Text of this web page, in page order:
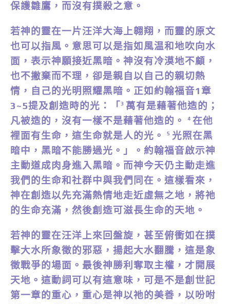
保護雛鷹，而沒有撲殺之意。
若神的靈在一片汪洋大海上翱翔，而靈的原文
也可以指風。意思可以是指如風温和地吹向水
面，表示神願接近黑暗。神沒有冷漠地不顧，
也不撇棄而不理，卻是親自以自己的親切熱
情，自己的光明照耀黑暗。正如約翰福音1章
3~5提及創造時的光：「 3 萬有是藉著他造的；
凡被造的，沒有一樣不是藉著他造的。
4 在他
裡面有生命，這生命就是人的光。
5 光照在黑
暗中，黑暗不能勝過光。」。約翰福音啟示神
主動道成肉身進入黑暗。而神今天仍主動走進
我們的生命和社群中與我們同在。這樣看來，
神在創造以先充滿熱情地走近虛無之地，將祂
的生命充滿，然後創造可滋長生命的天地。
若神的靈在汪洋上來回盤旋，甚至俯衝如在撲
擊大水所象徵的邪惡，揚起大水翻騰，這是象
徵戰爭的場面。最後神勝利奪取主權，才開展
天地。這動詞可以有這意味，可是不是創世記
第一章的重心，重心是神以祂的美善，以吩咐